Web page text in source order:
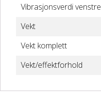
Vibrasjonsverdi venstre
Vekt
Vekt komplett
Vekt/effektforhold